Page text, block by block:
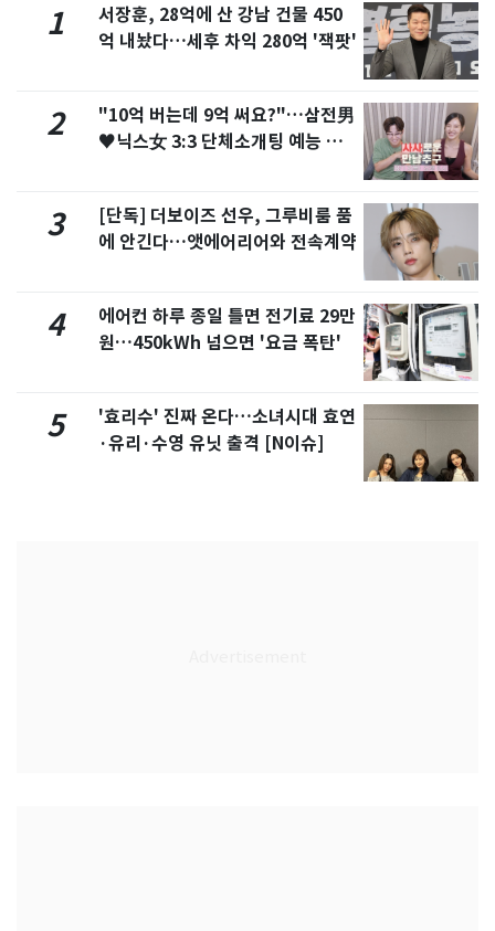
1
서장훈, 28억에 산 강남 건물 450
억 내놨다…세후 차익 280억 '잭팟'
2
"10억 버는데 9억 써요?"…삼전男
♥닉스女 3:3 단체소개팅 예능 화
3
[단독] 더보이즈 선우, 그루비룸 품
에 안긴다…앳에어리어와 전속계약
4
에어컨 하루 종일 틀면 전기료 29만
원…450kWh 넘으면 '요금 폭탄'
5
'효리수' 진짜 온다…소녀시대 효연
·유리·수영 유닛 출격 [N이슈]